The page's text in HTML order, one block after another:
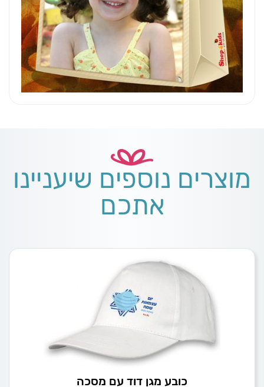
מוצרים נוספים שיעניינו
אתכם
כובע מגן דוד עם מסכה